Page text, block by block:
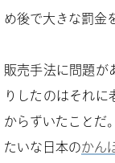
め後で大きな罰金
販売手法に問題が
りしたのはそれに
からずいたことだ
たいな日本のかん